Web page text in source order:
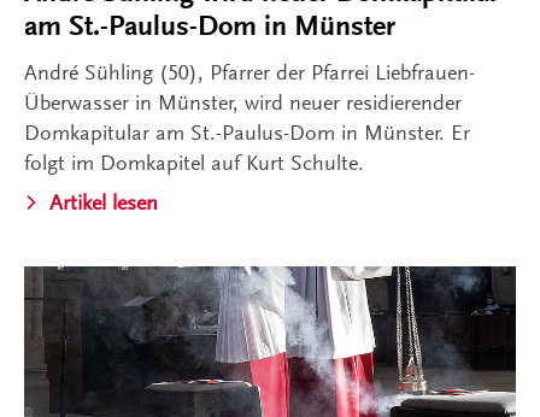
am St.-Paulus-Dom in Münster
André Sühling (50), Pfarrer der Pfarrei Liebfrauen-
Überwasser in Münster, wird neuer residierender
Domkapitular am St.-Paulus-Dom in Münster. Er
folgt im Domkapitel auf Kurt Schulte.
Artikel lesen